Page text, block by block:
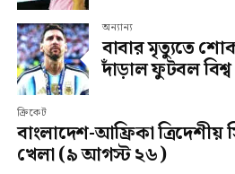
অন্যান্য
বাবার মৃত্যুতে
দাঁড়াল ফুটবল বিশ্ব
ক্রিকেট
বাংলাদেশ-আফ্রিকা
খেলা (৯ আগস্ট ২৬)